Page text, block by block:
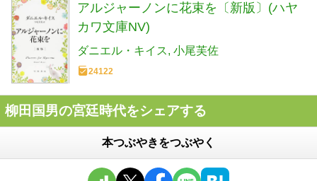
アルジャーノンに花束を〔新版〕(ハヤ
カワ文庫NV)
ダニエル・キイス 小尾芙佐
24122
柳田国男の宮廷時代をシェアする
本つぶやきをつぶやく